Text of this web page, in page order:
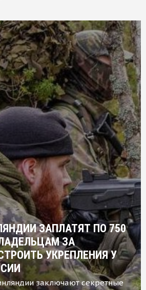
ЗАПЛАТЯТ ПО 750
ЗА
УКРЕПЛЕНИЯ У
заключают секретные